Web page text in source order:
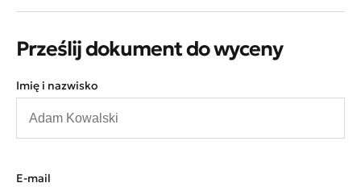
Prześlij dokument do wyceny
Imię i nazwisko
E-mail